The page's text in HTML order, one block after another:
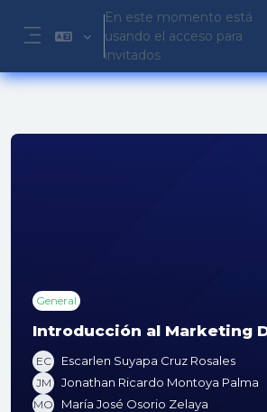
Salta al contenido principal
Panel lateral
En este momento está
usando el acceso para
invitados
General
Introducción al Marketing
EC Escarlen Suyapa Cruz Rosales
JM Jonathan Ricardo Montoya Palma
MO María José Osorio Zelaya